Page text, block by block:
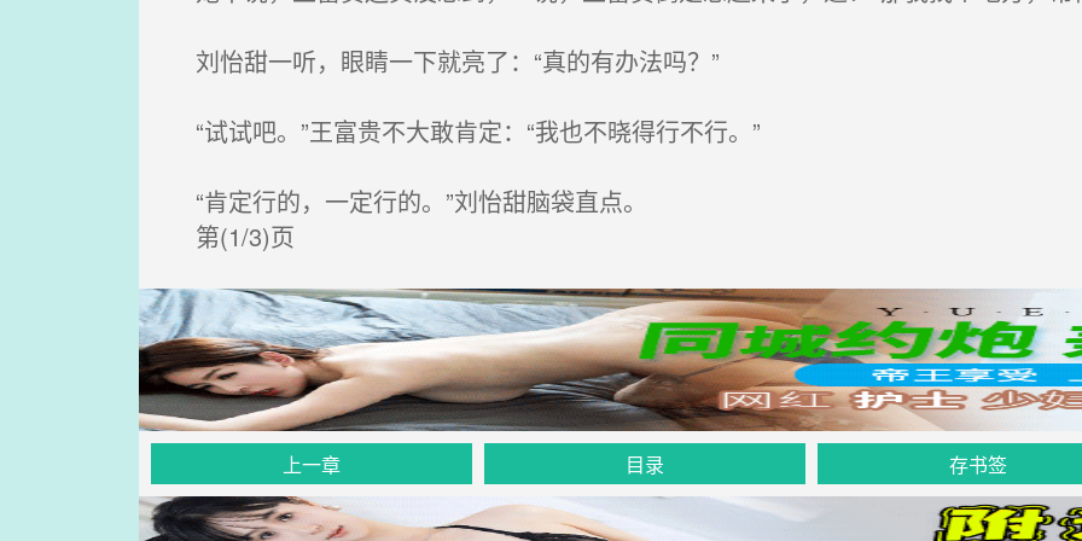
刘怡甜一听，眼睛一下就亮了：“真的有办法吗？”
“试试吧。”王富贵不大敢肯定：“我也不晓得行不行。”
“肯定行的，一定行的。”刘怡甜脑袋直点。
第(1/3)页
上一章 目录 存书签